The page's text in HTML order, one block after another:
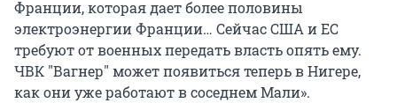
Франции, которая дает более половины
электроэнергии Франции… Сейчас США и ЕС
требуют от военных передать власть опять ему.
ЧВК "Вагнер" может появиться теперь в Нигере,
как они уже работают в соседнем Мали».